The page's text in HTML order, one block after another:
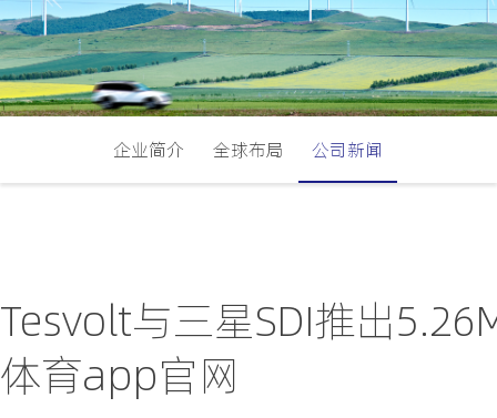
企业简介 全球布局 公司新闻
Tesvolt与三星SDI推出
体育app官网